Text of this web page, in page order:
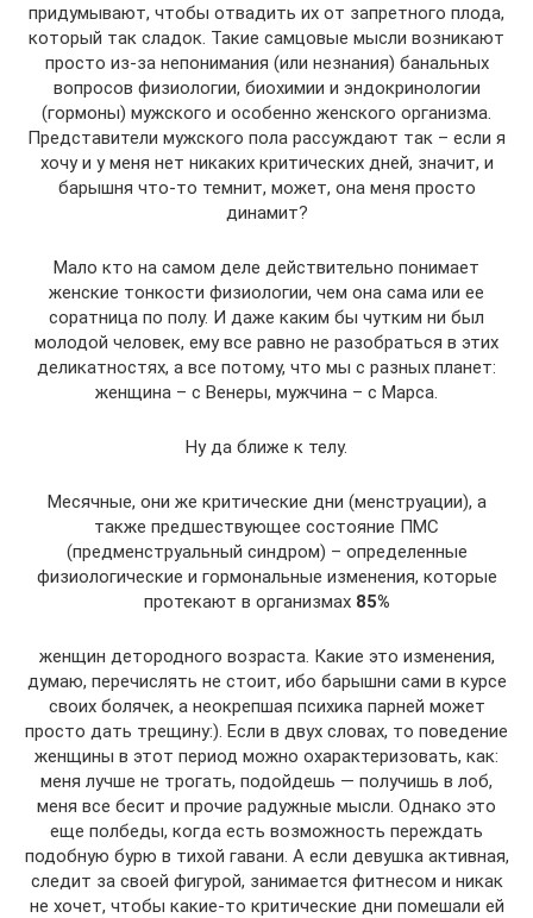
придумывают, чтобы отвадить их от запретного плода,
который так сладок. Такие самцовые мысли возникают
просто из-за непонимания (или незнания) банальных
вопросов физиологии, биохимии и эндокринологии
(гормоны) мужского и особенно женского организма.
Представители мужского пола рассуждают так – если я
хочу и у меня нет никаких критических дней, значит, и
барышня что-то темнит, может, она меня просто
динамит?
Мало кто на самом деле действительно понимает
женские тонкости физиологии, чем она сама или ее
соратница по полу. И даже каким бы чутким ни был
молодой человек, ему все равно не разобраться в этих
деликатностях, а все потому, что мы с разных планет:
женщина – с Венеры, мужчина – с Марса.
Ну да ближе к телу.
Месячные, они же критические дни (менструации), а
также предшествующее состояние ПМС
(предменструальный синдром) – определенные
физиологические и гормональные изменения, которые
протекают в организмах 85%
женщин детородного возраста. Какие это изменения,
думаю, перечислять не стоит, ибо барышни сами в курсе
своих болячек, а неокрепшая психика парней может
просто дать трещину:). Если в двух словах, то поведение
женщины в этот период можно охарактеризовать, как:
меня лучше не трогать, подойдешь — получишь в лоб,
меня все бесит и прочие радужные мысли. Однако это
еще полбеды, когда есть возможность переждать
подобную бурю в тихой гавани. А если девушка активная,
следит за своей фигурой, занимается фитнесом и никак
не хочет, чтобы какие-то критические дни помешали ей